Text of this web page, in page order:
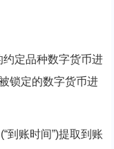
定品种数字货币进
锁定的数字货币进
到账时间”)提取到账